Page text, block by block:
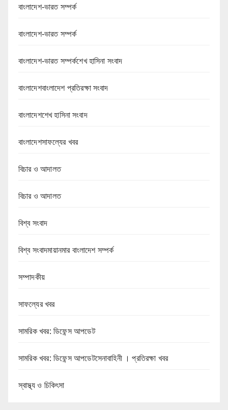
বাংলাদেশ-ভারত সম্পর্ক
বাংলাদেশ-ভারত সম্পর্ক
বাংলাদেশ-ভারত সম্পর্কশেখ হাসিনা সংবাদ
বাংলাদেশবাংলাদেশ প্রতিরক্ষা সংবাদ
বাংলাদেশশেখ হাসিনা সংবাদ
বাংলাদেশসাফল্যের খবর
বিচার ও আদালত
বিচার ও আদালত
বিশ্ব সংবাদ
বিশ্ব সংবাদমায়ানমার বাংলাদেশ সম্পর্ক
সম্পাদকীয়
সাফল্যের খবর
সামরিক খবর: ডিফেন্স আপডেট
সামরিক খবর: ডিফেন্স আপডেটসেনাবাহিনী । প্রতিরক্ষা খবর
স্বাস্থ্য ও চিকিৎসা